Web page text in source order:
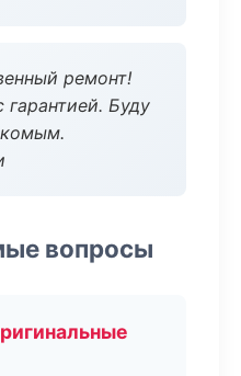
ремонт!
гарантией. Буду
вопросы